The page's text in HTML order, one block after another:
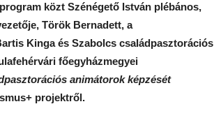
közt Szénégető István plébános,
Török Bernadett, a
Kinga és Szabolcs családpasztorációs
főegyházmegyei
animátorok képzését
projektről.